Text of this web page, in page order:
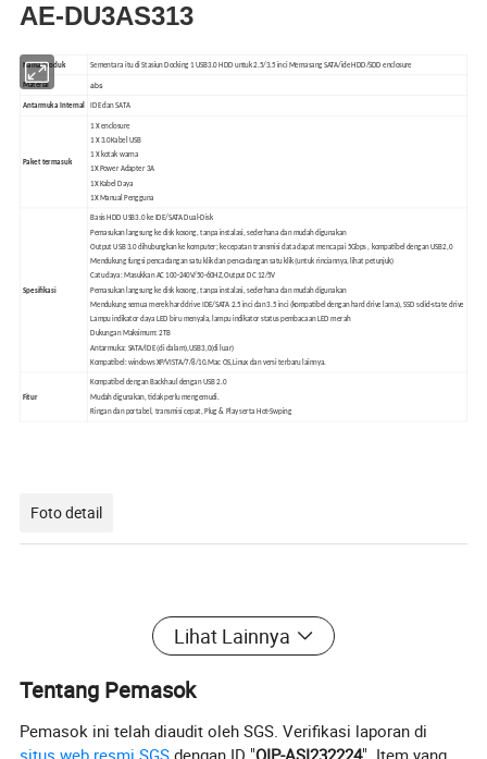
AE-DU3AS313
Nama produk Sementara itu di Stasiun Docking 1 USB3.0 HDD untuk 2.5/3.5 inci Memasang SATA/ide HDD/SDD enclosure
Material abs
Antarmuka Internal IDE dan SATA
Paket termasuk
1 X enclosure
1 X 3.0Kabel USB
1 X kotak warna
1X Power Adapter 3A
1X Kabel Daya
1X Manual Pengguna
Spesifikasi
Basis HDD USB3.0 ke IDE/SATA Dual-Disk
Pemasukan langsung ke disk kosong, tanpa instalasi, sederhana dan mudah digunakan
Output USB 3.0 dihubungkan ke komputer; kecepatan transmisi data dapat mencapai 5Gbps , kompatibel dengan USB2,0
Mendukung fungsi pencadangan satu klik dan pencadangan satu klik (untuk rinciannya, lihat petunjuk)
Catu daya: Masukkan AC 100-240V/50-60HZ,Output DC 12/5V
Pemasukan langsung ke disk kosong, tanpa instalasi, sederhana dan mudah digunakan
Mendukung semua merek hard drive IDE/SATA 2.5 inci dan 3.5 inci (kompatibel dengan hard drive lama), SSD solid-state drive
Lampu indikator daya LED biru menyala, lampu indikator status pembacaan LED merah
Dukungan Maksimum: 2TB
Antarmuka: SATA/IDE (di dalam),USB3,0(di luar)
Kompatibel: windows XP/VISTA/7/8/10.Mac OS,Linux dan versi terbaru lainnya.
Fitur
Kompatibel dengan Backhaul dengan USB 2.0
Mudah digunakan, tidak perlu mengemudi.
Ringan dan portabel, transmisi cepat, Plug & Play serta Hot-Swping
Foto detail
Lihat Lainnya
Tentang Pemasok
Pemasok ini telah diaudit oleh SGS. Verifikasi laporan di